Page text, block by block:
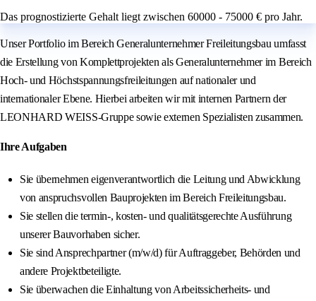
Das prognostizierte Gehalt liegt zwischen 60000 - 75000 € pro Jahr.
Unser Portfolio im Bereich Generalunternehmer Freileitungsbau umfasst
die Erstellung von Komplettprojekten als Generalunternehmer im Bereich
Hoch- und Höchstspannungsfreileitungen auf nationaler und
internationaler Ebene. Hierbei arbeiten wir mit internen Partnern der
LEONHARD WEISS-Gruppe sowie externen Spezialisten zusammen.
Ihre Aufgaben
Sie übernehmen eigenverantwortlich die Leitung und Abwicklung
von anspruchsvollen Bauprojekten im Bereich Freileitungsbau.
Sie stellen die termin-, kosten- und qualitätsgerechte Ausführung
unserer Bauvorhaben sicher.
Sie sind Ansprechpartner (m/w/d) für Auftraggeber, Behörden und
andere Projektbeteiligte.
Sie überwachen die Einhaltung von Arbeitssicherheits- und